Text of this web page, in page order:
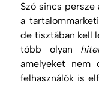
Szó sincs persze
a
de tisztában kell
több olyan
amelyeket nem
felhasználók is